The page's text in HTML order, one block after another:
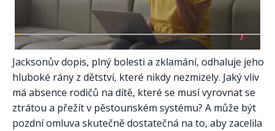
Jacksonův dopis, plný bolesti a zklamání, odhaluje jeho
hluboké rány z dětství, které nikdy nezmizely. Jaký vliv
má absence rodičů na dítě, které se musí vyrovnat se
ztrátou a přežít v pěstounském systému? A může být
pozdní omluva skutečně dostatečná na to, aby zacelila